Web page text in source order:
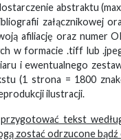
abstraktu
załącznikowej
afiliację oraz numer
w formacie .tiff lub
i ewentualnego
(1 strona = 1800
ilustracji.
tekst
zostać odrzucone